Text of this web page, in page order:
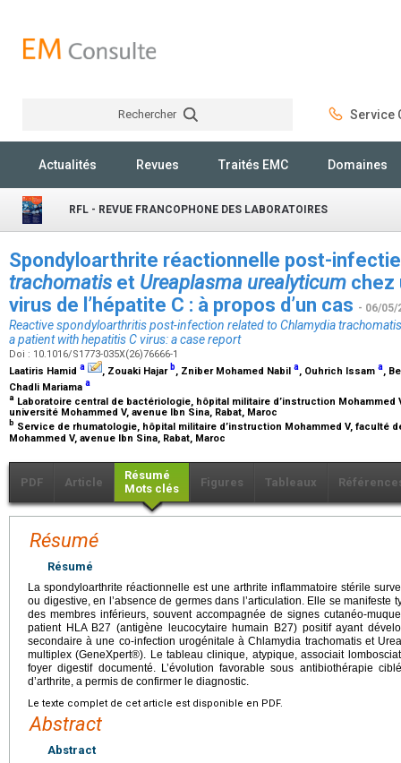
Rechercher Service
Actualités Revues Traités EMC Domaines
RFL - REVUE FRANCOPHONE DES LABORATOIRES
Spondyloarthrite réactionnelle post-
trachomatis et Ureaplasma urealyticum chez
virus de l’hépatite C : à propos d’un cas - 06/05/
Reactive spondyloarthritis post-infection related to Chlamydia trachomatis
a patient with hepatitis C virus: a case report
Doi : 10.1016/S1773-035X(26)76666-1
Laatiris Hamid a , Zouaki Hajar b, Zniber Mohamed Nabil a, Ouhrich Issam a,
Chadli Mariama a
a Laboratoire central de bactériologie, hôpital militaire d’instruction
université Mohammed V, avenue Ibn Sina, Rabat, Maroc
b Service de rhumatologie, hôpital militaire d’instruction Mohammed V, faculté
Mohammed V, avenue Ibn Sina, Rabat, Maroc
PDF Article
Résumé
Mots clés
Figures Tableaux
Résumé
Résumé
La spondyloarthrite réactionnelle est une arthrite inflammatoire stérile
ou digestive, en l’absence de germes dans l’articulation. Elle se manifeste
des membres inférieurs, souvent accompagnée de signes cutanéo-
patient HLA B27 (antigène leucocytaire humain B27) positif ayant
secondaire à une co-infection urogénitale à Chlamydia trachomatis et
multiplex (GeneXpert®). Le tableau clinique, atypique, associait
foyer digestif documenté. L’évolution favorable sous antibiothérapie
d’arthrite, a permis de confirmer le diagnostic.
Le texte complet de cet article est disponible en PDF.
Abstract
Abstract